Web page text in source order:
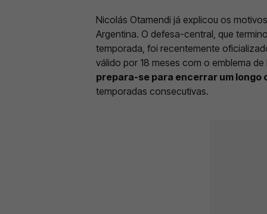
Nicolás Otamendi já explicou os
Argentina. O defesa-central, que
temporada, foi recentemente
válido por 18 meses com o emblema
prepara-se para encerrar um longo
temporadas consecutivas.